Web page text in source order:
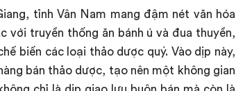
tỉnh Vân Nam mang đậm nét văn hóa
với truyền thống ăn bánh ú và đua thuyền,
biến các loại thảo dược quý. Vào dịp này,
bán thảo dược, tạo nên một không gian